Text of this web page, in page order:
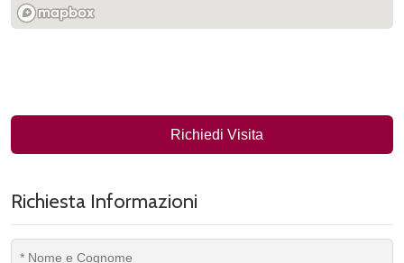
Richiedi Visita
Richiesta Informazioni